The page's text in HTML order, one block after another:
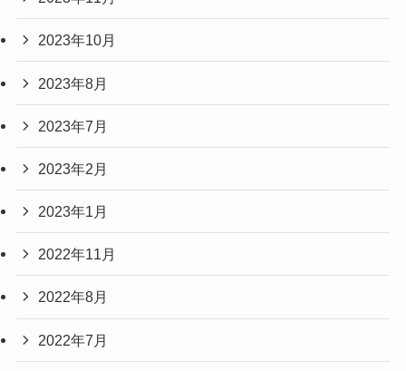
2023年10月
2023年8月
2023年7月
2023年2月
2023年1月
2022年11月
2022年8月
2022年7月